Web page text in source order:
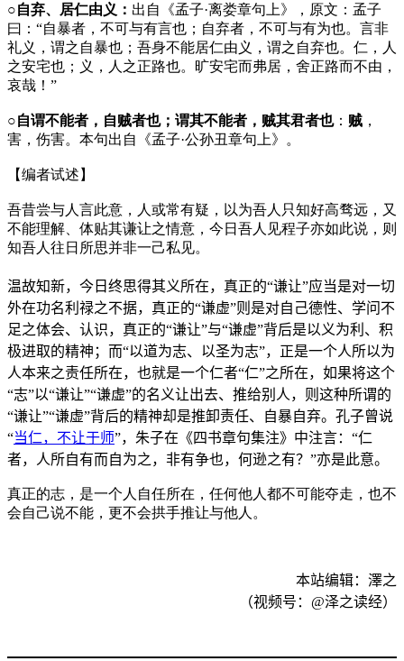
○自弃、居仁由义： 出自《孟子·离娄章句上》，原文：孟子
曰：“自暴者，不可与有言也；自弃者，不可与有为也。言非
礼义，谓之自暴也；吾身不能居仁由义，谓之自弃也。仁，人
之安宅也；义，人之正路也。旷安宅而弗居，舍正路而不由，
哀哉！”
○自谓不能者，自贼者也；谓其不能者，贼其君者也： 贼 ，
害，伤害。本句出自《孟子·公孙丑章句上》。
【编者试述】
吾昔尝与人言此意，人或常有疑，以为吾人只知好高骛远，又
不能理解、体贴其谦让之情意，今日吾人见程子亦如此说，则
知吾人往日所思并非一己私见。
温故知新，今日终思得其义所在，真正的“谦让”应当是对一切
外在功名利禄之不据，真正的“谦虚”则是对自己德性、学问不
足之体会、认识，真正的“谦让”与“谦虚”背后是以义为利、积
极进取的精神；而“以道为志、以圣为志”，正是一个人所以为
人本来之责任所在，也就是一个仁者“仁”之所在，如果将这个
“志”以“谦让”“谦虚”的名义让出去、推给别人，则这种所谓的
“谦让”“谦虚”背后的精神却是推卸责任、自暴自弃。孔子曾说
“当仁，不让于师”，朱子在《四书章句集注》中注言：“仁
者，人所自有而自为之，非有争也，何逊之有？”亦是此意。
真正的志，是一个人自任所在，任何他人都不可能夺走，也不
会自己说不能，更不会拱手推让与他人。
本站编辑：澤之
（视频号： @泽之读经）